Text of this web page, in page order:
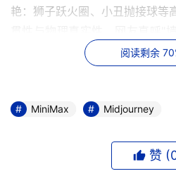
艳：狮子跃火圈、小丑抛接球等
1080P全高清输出：Hailuo
视频输出，比以往的720P有
10秒超长动态：支持10秒超
阅读剩余
MiniMax Midjourney
赞 (